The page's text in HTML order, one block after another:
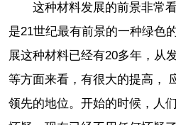
这种材料发展的前景非常
是21世纪最有前景的一种绿色
展这种材料已经有20多年，从
等方面来看，有很大的提高，
领先的地位。开始的时候，人